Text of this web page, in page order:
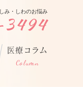
み・しわのお悩み
医療コラム
Column